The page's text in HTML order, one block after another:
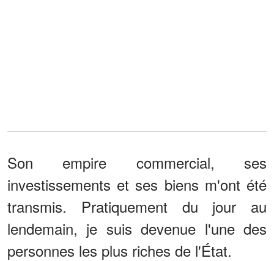
Son empire commercial, ses
investissements et ses biens m'ont été
transmis. Pratiquement du jour au
lendemain, je suis devenue l'une des
personnes les plus riches de l'État.